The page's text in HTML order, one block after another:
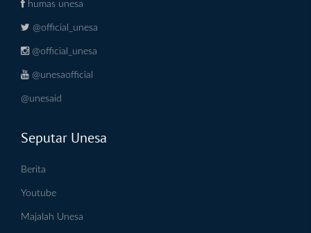
humas unesa
@official_unesa
@official_unesa
@unesaofficial
@unesaid
Seputar Unesa
Berita
Youtube
Majalah Unesa